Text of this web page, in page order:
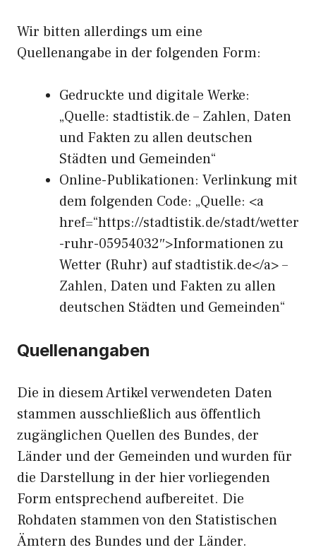
Wir bitten allerdings um eine
Quellenangabe in der folgenden Form:
Gedruckte und digitale Werke:
„Quelle: stadtistik.de – Zahlen, Daten
und Fakten zu allen deutschen
Städten und Gemeinden“
Online-Publikationen: Verlinkung mit
dem folgenden Code: „Quelle: <a
href=“https://stadtistik.de/stadt/wetter
-ruhr-05954032″>Informationen zu
Wetter (Ruhr) auf stadtistik.de</a> –
Zahlen, Daten und Fakten zu allen
deutschen Städten und Gemeinden“
Quellenangaben
Die in diesem Artikel verwendeten Daten
stammen ausschließlich aus öffentlich
zugänglichen Quellen des Bundes, der
Länder und der Gemeinden und wurden für
die Darstellung in der hier vorliegenden
Form entsprechend aufbereitet. Die
Rohdaten stammen von den Statistischen
Ämtern des Bundes und der Länder.